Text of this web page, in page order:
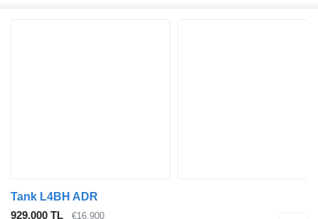
Tank L4BH ADR
929.000 TL
€16.900